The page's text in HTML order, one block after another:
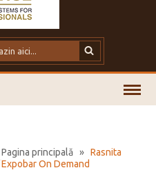
Pagina principală » Rasnita
Expobar On Demand